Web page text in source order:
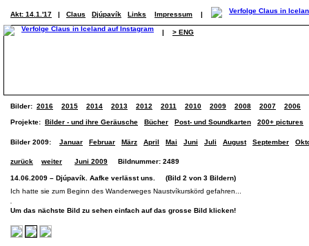
Akt: 14.1.'17 | Claus Djúpavík Links Impressum |
| > ENG
Bilder: 2016 2015 2014 2013 2012 2011 2010 2009 2008 2007 2006
Projekte: Bilder - und ihre Geräusche Bücher Post- und Soundkarten 200+ pictures
Bilder 2009: Januar Februar März April Mai Juni Juli August September
zurück weiter Juni 2009 Bildnummer: 2489
14.06.2009 – Djúpavík. Aafke verlässt uns. (Bild 2 von 3 Bildern)
Ich hatte sie zum Beginn des Wanderweges Naustvíkurskörd gefahren...
Um das nächste Bild zu sehen einfach auf das grosse Bild klicken!